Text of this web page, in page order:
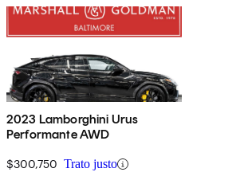
2023 Lamborghini Urus
Performante AWD
$300,750 Trato justo